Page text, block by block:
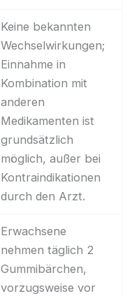
Keine bekannten
Wechselwirkungen;
Einnahme in
Kombination mit
anderen
Medikamenten ist
grundsätzlich
möglich, außer bei
Kontraindikationen
durch den Arzt.
Erwachsene
nehmen täglich 2
Gummibärchen,
vorzugsweise vor